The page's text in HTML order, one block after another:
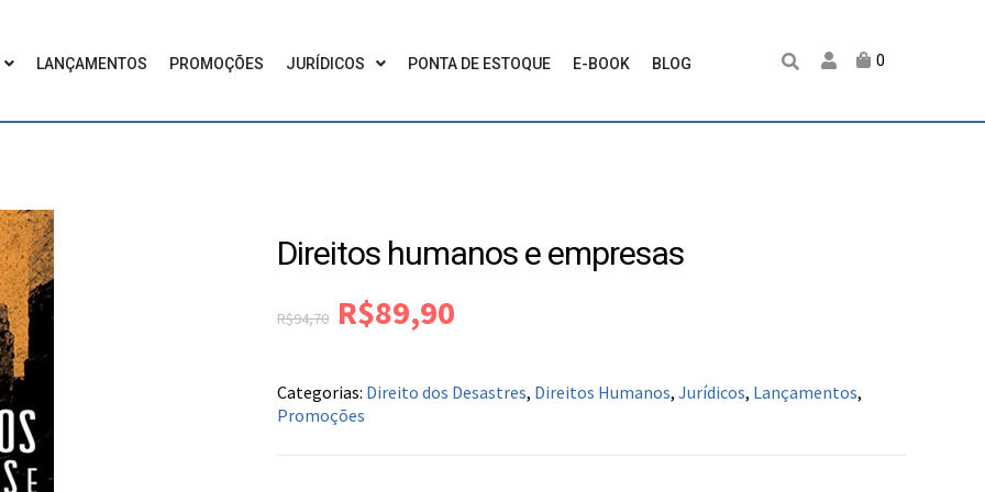
LANÇAMENTOS PROMOÇÕES JURÍDICOS PONTA DE ESTOQUE E-BOOK BLOG 0
Direitos humanos e empresas
R$94,70 R$89,90
Categorias: Direito dos Desastres, Direitos Humanos, Jurídicos, Lançamentos,
Promoções